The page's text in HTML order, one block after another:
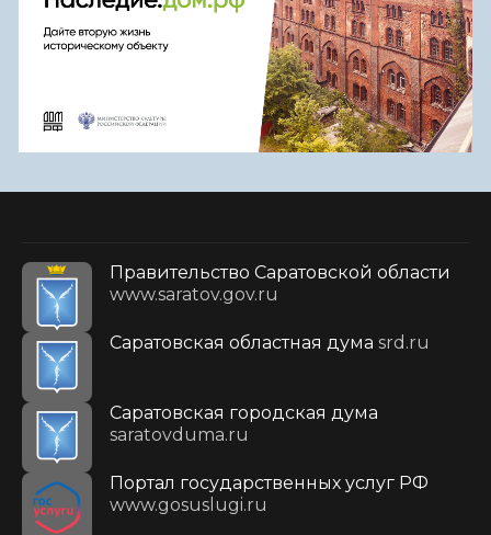
Правительство Саратовской области
www.saratov.gov.ru
Саратовская областная дума srd.ru
Саратовская городская дума
saratovduma.ru
Портал государственных услуг РФ
www.gosuslugi.ru